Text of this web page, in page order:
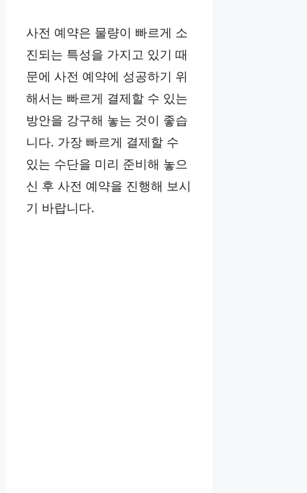
사전 예약은 물량이 빠르게 소
진되는 특성을 가지고 있기 때
문에 사전 예약에 성공하기 위
해서는 빠르게 결제할 수 있는
방안을 강구해 놓는 것이 좋습
니다. 가장 빠르게 결제할 수
있는 수단을 미리 준비해 놓으
신 후 사전 예약을 진행해 보시
기 바랍니다.